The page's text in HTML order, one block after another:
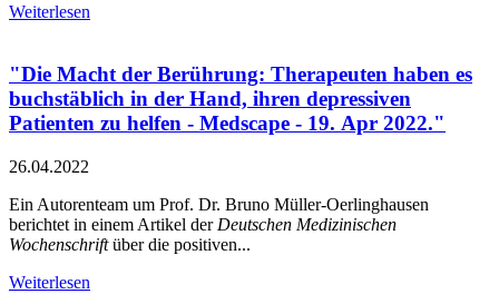
Weiterlesen
"Die Macht der Berührung: Therapeuten haben es
buchstäblich in der Hand, ihren depressiven
Patienten zu helfen - Medscape - 19. Apr 2022."
26.04.2022
Ein Autorenteam um Prof. Dr. Bruno Müller-Oerlinghausen
berichtet in einem Artikel der Deutschen Medizinischen
Wochenschriftüber die positiven...
Weiterlesen